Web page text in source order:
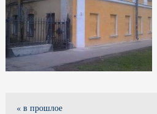
« в прошлое